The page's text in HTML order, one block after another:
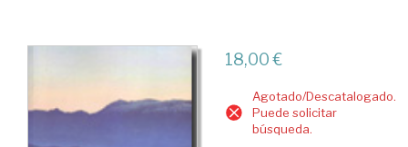
18,00 €
Agotado/Descatalogado.
Puede solicitar
búsqueda.